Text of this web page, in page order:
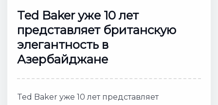
Ted Baker уже 10 лет
представляет британскую
элегантность в
Азербайджане
Ted Baker уже 10 лет представляет